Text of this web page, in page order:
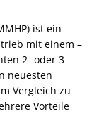
ist ein
mit einem –
2- oder 3-
neuesten
Vergleich zu
Vorteile